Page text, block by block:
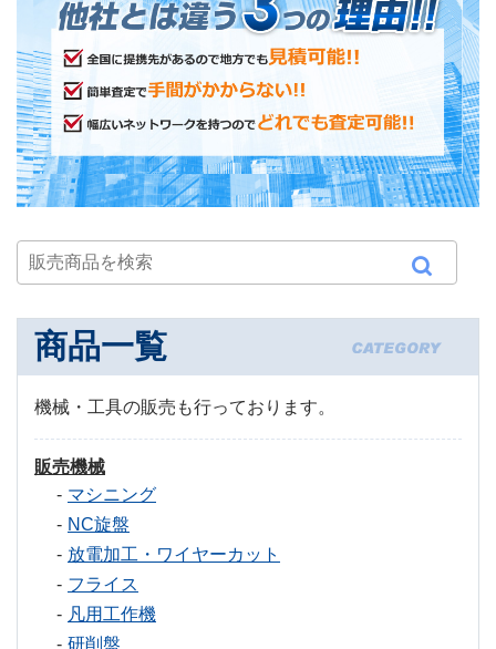
商品一覧
機械・工具の販売も行っております。
販売機械
マシニング
NC旋盤
放電加工・ワイヤーカット
フライス
凡用工作機
研削盤